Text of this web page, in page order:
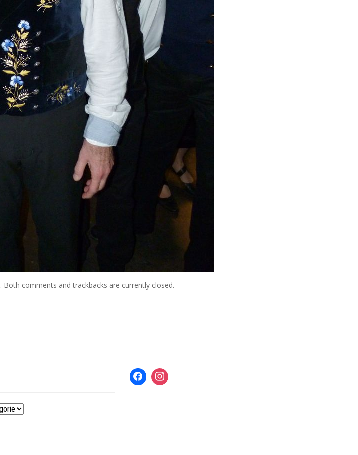
. Both comments and trackbacks are currently closed.